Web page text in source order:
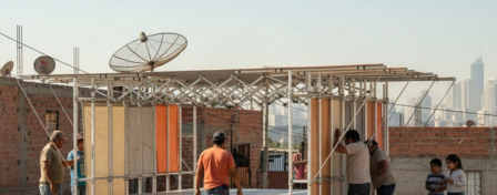
Tecnologías
Digitales
Aplicadas